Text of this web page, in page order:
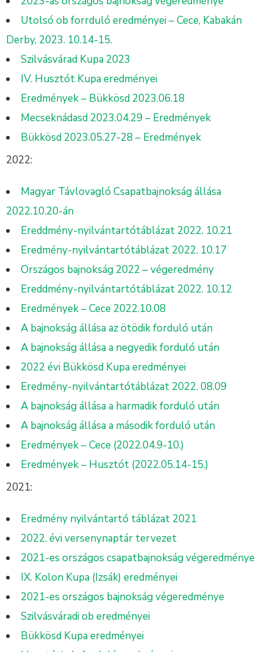
Utolsó ob forrduló eredményei – Cece, Kabakán
Derby, 2023. 10.14-15.
Szilvásvárad Kupa 2023
IV. Husztót Kupa eredményei
Eredmények – Bükkösd 2023.06.18
Mecseknádasd 2023.04.29 – Eredmények
Bükkösd 2023.05.27-28 – Eredmények
2022:
Magyar Távlovagló Csapatbajnokság állása
2022.10.20-án
Ereddmény-nyilvántartótáblázat 2022. 10.21
Eredmény-nyilvántartótáblázat 2022. 10.17
Országos bajnokság 2022 – végeredmény
Ereddmény-nyilvántartótáblázat 2022. 10.12
Eredmények – Cece 2022.10.08
A bajnokság állása az ötödik forduló után
A bajnokság állása a negyedik forduló után
2022 évi Bükkösd Kupa eredményei
Eredmény-nyilvántartótáblázat 2022. 08.09
A bajnokság állása a harmadik forduló után
A bajnokság állása a második forduló után
Eredmények – Cece (2022.04.9-10.)
Eredmények – Husztót (2022.05.14-15.)
2021:
Eredmény nyilvántartó táblázat 2021
2022. évi versenynaptár tervezet
2021-es országos csapatbajnokság végeredménye
IX. Kolon Kupa (Izsák) eredményei
2021-es országos bajnokság végeredménye
Szilvásváradi ob eredményei
Bükkösd Kupa eredményei